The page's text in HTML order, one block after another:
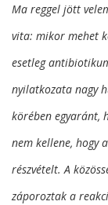
Ma reggel jött
vita: mikor mehet
esetleg
nyilatkozata nagy
körében egyaránt,
nem kellene, hogy
részvételt. A
záporoztak a